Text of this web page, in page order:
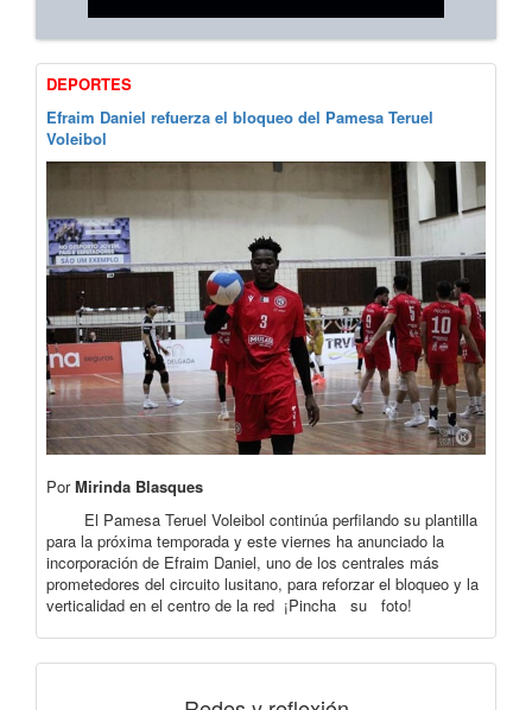
DEPORTES
Efraim Daniel refuerza el bloqueo del Pamesa Teruel
Voleibol
PorMirinda Blasques
El Pamesa Teruel Voleibol continúa perfilando su plantilla
para la próxima temporada y este viernes ha anunciado la
incorporación de Efraim Daniel, uno de los centrales más
prometedores del circuito lusitano, para reforzar el bloqueo y la
verticalidad en el centro de la red ¡Pincha su foto!